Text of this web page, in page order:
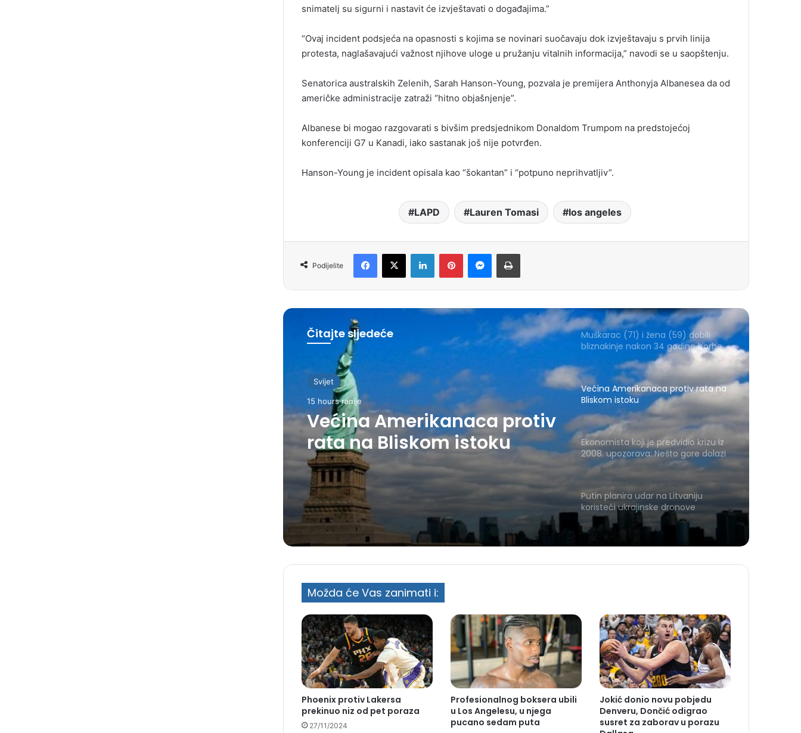
snimatelj su sigurni i nastavit će izvještavati o događajima.”
“Ovaj incident podsjeća na opasnosti s kojima se novinari suočavaju dok izvještavaju s prvih linija
protesta, naglašavajući važnost njihove uloge u pružanju vitalnih informacija,” navodi se u saopštenju.
Senatorica australskih Zelenih, Sarah Hanson-Young, pozvala je premijera Anthonyja Albanesea da od
američke administracije zatraži “hitno objašnjenje”.
Albanese bi mogao razgovarati s bivšim predsjednikom Donaldom Trumpom na predstojećoj
konferenciji G7 u Kanadi, iako sastanak još nije potvrđen.
Hanson-Young je incident opisala kao “šokantan” i “potpuno neprihvatljiv”.
LAPD Lauren Tomasi los angeles
Podijelite
Čitajte sljedeće
Svijet
15 hours ranije
Većina Amerikanaca protiv
rata na Bliskom istoku
Muškarac (71) i žena (59) dobili
bliznakinje nakon 34 godine borbe
Većina Amerikanaca protiv rata na
Bliskom istoku
Ekonomista koji je predvidio krizu iz
2008. upozorava: Nešto gore dolazi
Putin planira udar na Litvaniju
koristeći ukrajinske dronove
Možda će Vas zanimati i:
Phoenix protiv Lakersa
prekinuo niz od pet poraza
27/11/2024
Profesionalnog boksera ubili
u Los Angelesu, u njega
pucano sedam puta
Jokić donio novu pobjedu
Denveru, Dončić odigrao
susret za zaborav u porazu